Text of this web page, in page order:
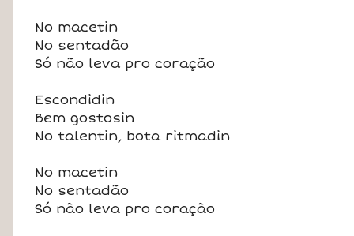
No macetin
No sentadão
Só não leva pro coração
Escondidin
Bem gostosin
No talentin, bota ritmadin
No macetin
No sentadão
Só não leva pro coração